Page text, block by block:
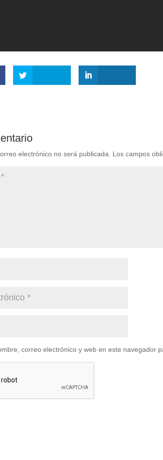
electrónico no será publicada. Los campos
correo electrónico y web en este navegador